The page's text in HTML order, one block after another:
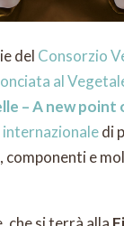
del Consorzio
al
– A new point
di
componenti e